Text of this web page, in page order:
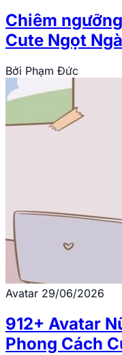
Chiêm
Cute Ngọt
Bởi Phạm Đức
Avatar 29/06/2026
912+ Avatar
Phong Cách